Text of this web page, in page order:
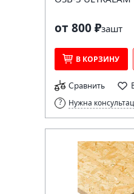
от 800 ₽зашт
В КОРЗИНУ
Сравнить
Нужна